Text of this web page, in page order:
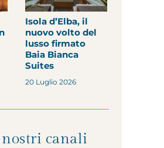
Isola d’Elba, il
nuovo volto del
lusso firmato
Baia Bianca
Suites
20 Luglio 2026
canali